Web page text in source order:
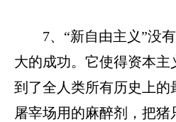
7、“新自由主义”没
大的成功。它使得资本主
到了全人类所有历史上的
屠宰场用的麻醉剂，把猪